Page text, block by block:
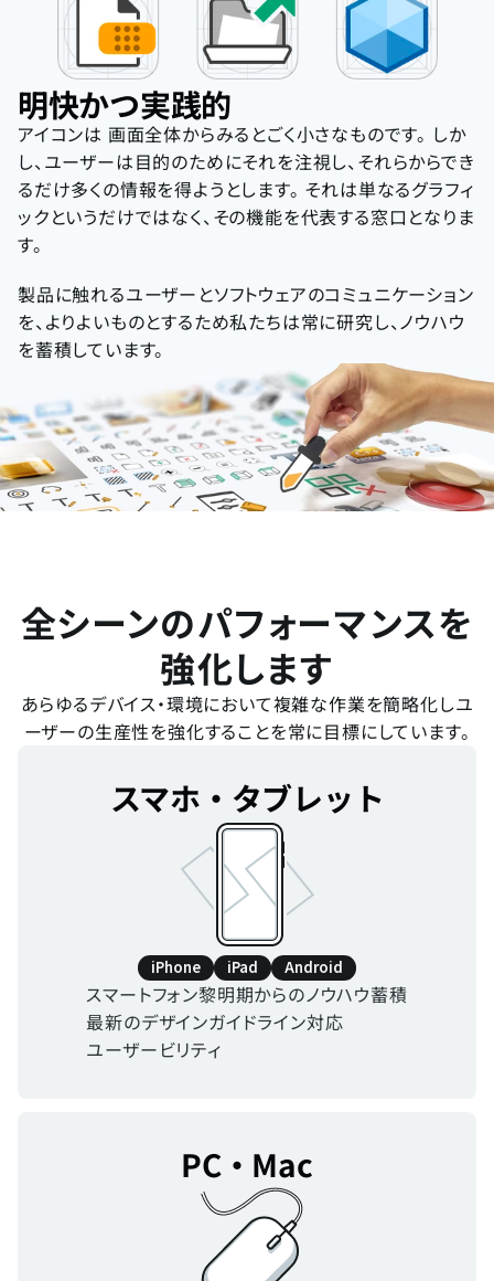
明快かつ実践的
アイコンは 画面全体からみるとごく小さなものです。 しか
し、ユーザーは目的のためにそれを注視し、それらからでき
るだけ多くの情報を得ようとします。 それは単なるグラフィ
ックというだけではなく、その機能を代表する窓口となりま
す。
製品に触れるユーザーとソフトウェアのコミュニケーション
を、よりよいものとするため私たちは常に研究し、ノウハウ
を蓄積しています。
全シーンのパフォーマンスを
強化します
あらゆるデバイス・環境において複雑な作業を簡略化しユ
ーザーの生産性を強化することを常に目標にしています。
スマホ・タブレット
iPhone iPad Android
スマートフォン黎明期からのノウハウ蓄積
最新のデザインガイドライン対応
ユーザービリティ
PC・Mac